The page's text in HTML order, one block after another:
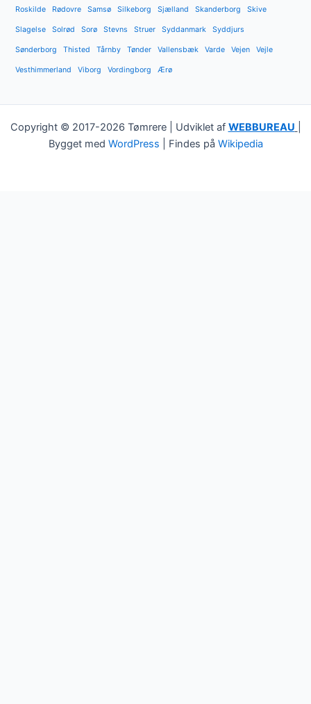
Roskilde Rødovre Samsø Silkeborg Sjælland Skanderborg Skive
Slagelse Solrød Sorø Stevns Struer Syddanmark Syddjurs
Sønderborg Thisted Tårnby Tønder Vallensbæk Varde Vejen Vejle
Vesthimmerland Viborg Vordingborg Ærø
Copyright © 2017-2026 Tømrere | Udviklet af WEBBUREAU
Bygget med WordPress | Findes på Wikipedia